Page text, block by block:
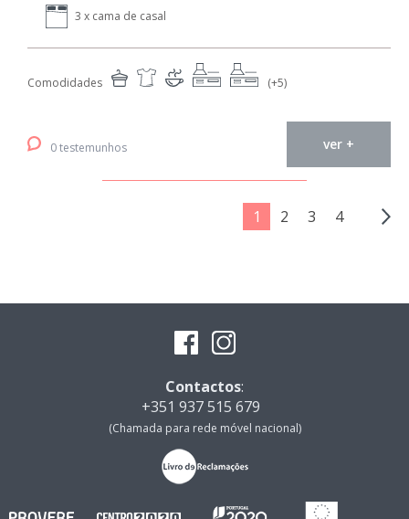
3 x cama de casal
Comodidades (+5)
0 testemunhos ver +
1 2 3 4
Contactos:
+351 937 515 679
(Chamada para rede móvel nacional)